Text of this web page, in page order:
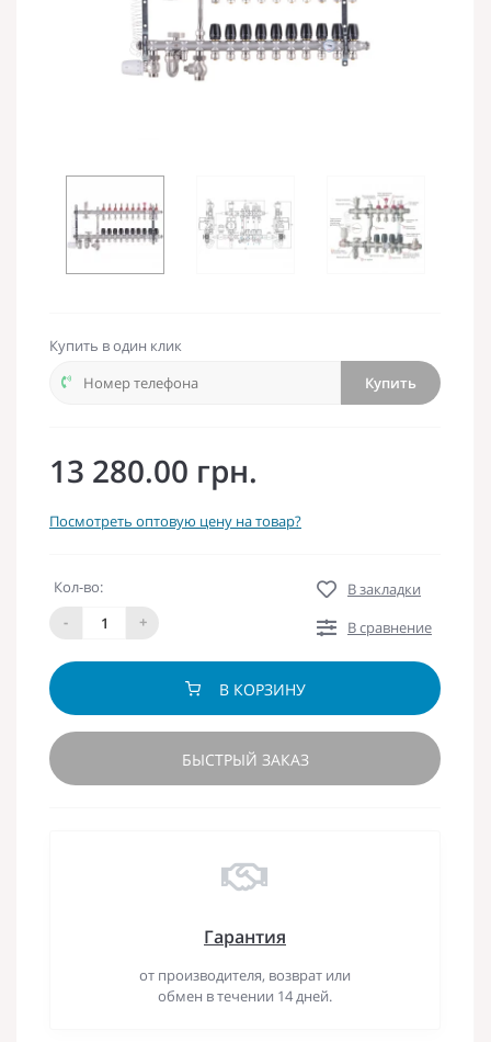
Купить в один клик
Купить
13 280.00 грн.
Посмотреть оптовую цену на товар?
Кол-во:
-
+
В закладки
В сравнение
В КОРЗИНУ
БЫСТРЫЙ ЗАКАЗ
Гарантия
от производителя, возврат или
обмен в течении 14 дней.